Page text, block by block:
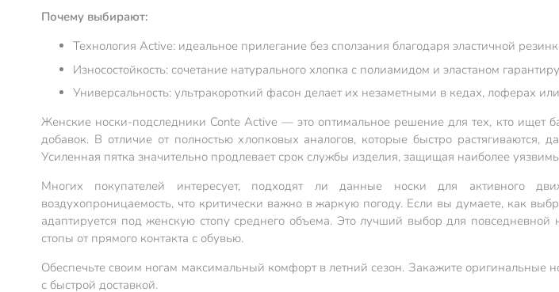
Почему выбирают:
Технология Active: идеальное прилегание без сползания благодаря эластичной
Износостойкость: сочетание натурального хлопка с полиамидом и эластаном
Универсальность: ультракороткий фасон делает их незаметными в кедах, лоферах
Женские носки-подследники Conte Active — это оптимальное решение для тех, кто ищет
добавок. В отличие от полностью хлопковых аналогов, которые быстро растягиваются,
Усиленная пятка значительно продлевает срок службы изделия, защищая наиболее
Многих покупателей интересует, подходят ли данные носки для активного
воздухопроницаемость, что критически важно в жаркую погоду. Если вы думаете, как
адаптируется под женскую стопу среднего объема. Это лучший выбор для повседневной
стопы от прямого контакта с обувью.
Обеспечьте своим ногам максимальный комфорт в летний сезон. Закажите оригинальные
с быстрой доставкой.